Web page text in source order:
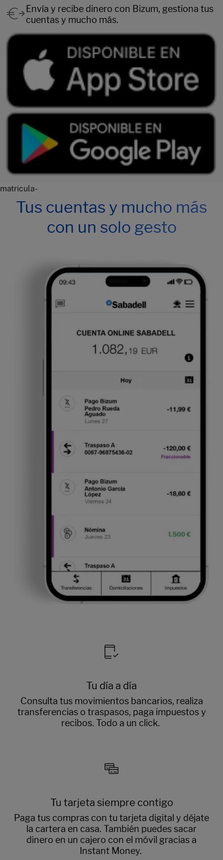
Envía y recibe dinero con Bizum, gestiona tus
cuentas y mucho más.
matricula-
Tus cuentas y mucho más
con un solo gesto
Tu día a día
Consulta tus movimientos bancarios, realiza
transferencias o traspasos, paga impuestos y
recibos. Todo a un click.
Tu tarjeta siempre contigo
Paga tus compras con tu tarjeta digital y déjate
la cartera en casa. También puedes sacar
dinero en un cajero con el móvil gracias a
Instant Money.